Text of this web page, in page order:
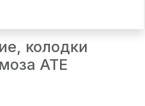
колодки
ATE